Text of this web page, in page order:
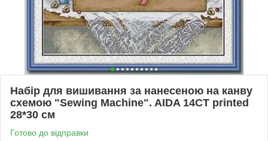
Набір для вишивання за нанесеною на канву
схемою "Sewing Machine". AIDA 14CT printed
28*30 см
Готово до відправки